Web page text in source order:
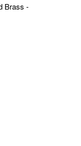
Brass -